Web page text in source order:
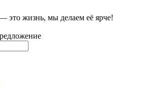
это жизнь, мы делаем её ярче!